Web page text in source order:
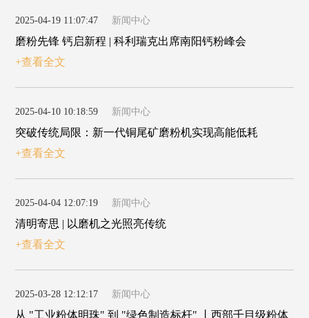
2025-04-19 11:07:47 新闻中心
磨粉先锋 钙启新程 | 科利瑞克出席南阳钙粉峰会
+查看全文
2025-04-10 10:18:59 新闻中心
突破传统局限：新一代铜尾矿磨粉机实现高能低耗
+查看全文
2025-04-04 12:07:19 新闻中心
清明寄思 | 以磨机之光照亮传统
+查看全文
2025-03-28 12:12:17 新闻中心
从 "工业粉体明珠" 到 "绿色制造标杆" 丨西部千目级粉体